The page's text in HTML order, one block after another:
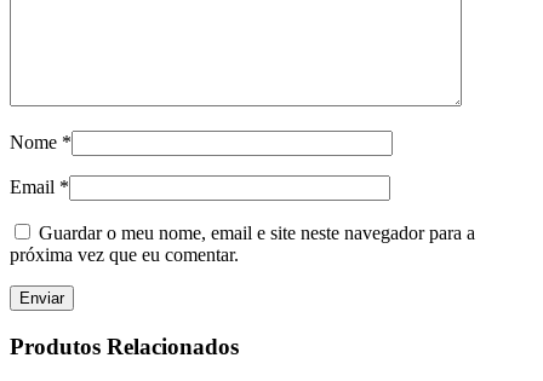
Nome *
Email *
Guardar o meu nome, email e site neste navegador para a
próxima vez que eu comentar.
Produtos Relacionados